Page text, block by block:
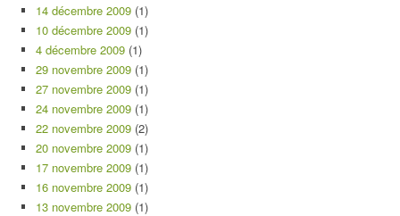
14 décembre 2009 (1)
10 décembre 2009 (1)
4 décembre 2009 (1)
29 novembre 2009 (1)
27 novembre 2009 (1)
24 novembre 2009 (1)
22 novembre 2009 (2)
20 novembre 2009 (1)
17 novembre 2009 (1)
16 novembre 2009 (1)
13 novembre 2009 (1)